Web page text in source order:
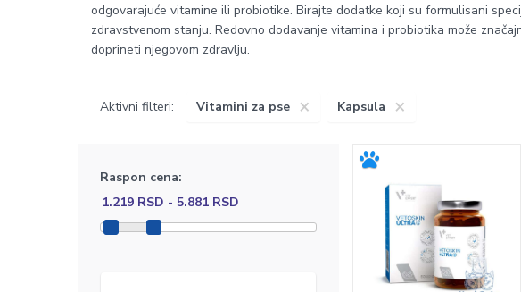
odgovarajuće vitamine ili probiotike. Birajte dodatke koji su formulisani
zdravstvenom stanju. Redovno dodavanje vitamina i probiotika može
doprineti njegovom zdravlju.
Aktivni filteri: ×
Vitamini za pse ×
Kapsula
Raspon cena: